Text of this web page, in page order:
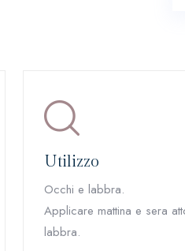
Utilizzo
Occhi e labbra.
Applicare mattina e sera
labbra.